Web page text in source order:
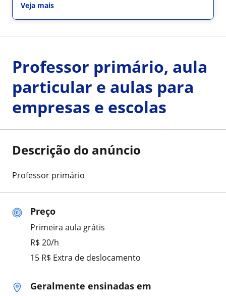
Veja mais
Preço
Primeira aula grátis
R$ 20/h
15 R$ Extra de deslocamento
Geralmente ensinadas em
Professor primário, aula
particular e aulas para
empresas e escolas
Descrição do anúncio
Professor primário